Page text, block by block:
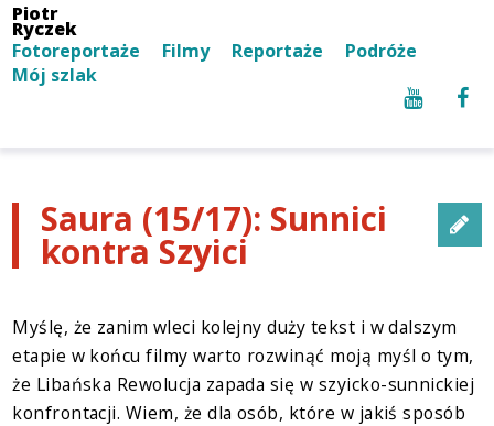
Piotr
Ryczek
Fotoreportaże
Filmy Reportaże
Podróże
Mój szlak
Saura (15/17): Sunnici
kontra Szyici
Myślę, że zanim wleci kolejny duży tekst i w dalszym
etapie w końcu filmy warto rozwinąć moją myśl o tym,
że Libańska Rewolucja zapada się w szyicko-sunnickiej
konfrontacji. Wiem, że dla osób, które w jakiś sposób